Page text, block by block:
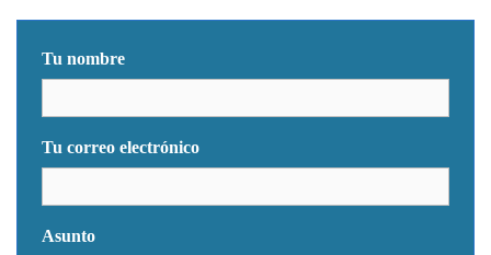
Tu nombre
Tu correo electrónico
Asunto